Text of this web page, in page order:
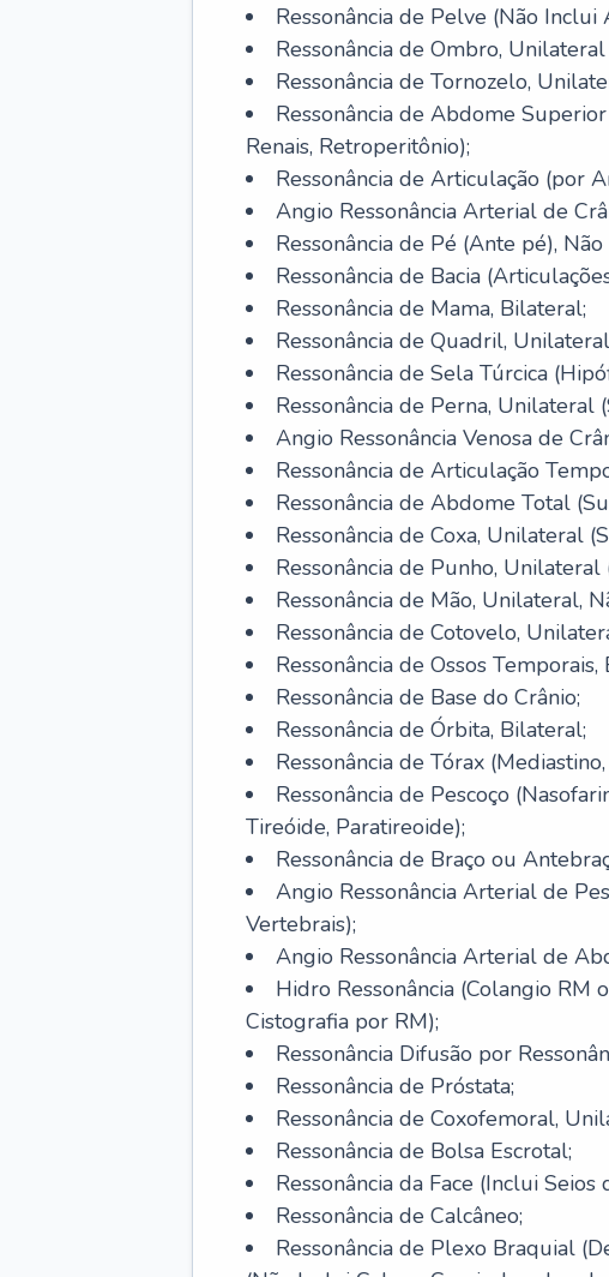
Ressonância de Pelve (Não
Ressonância de Ombro,
Ressonância de Tornozelo,
Ressonância de Abdome
Renais, Retroperitônio);
Ressonância de Articulação (por
Angio Ressonância Arterial de
Ressonância de Pé (Ante pé),
Ressonância de Bacia
Ressonância de Mama, Bilateral;
Ressonância de Quadril,
Ressonância de Sela Túrcica
Ressonância de Perna,
Angio Ressonância Venosa de
Ressonância de Articulação
Ressonância de Abdome Total
Ressonância de Coxa, Unilateral
Ressonância de Punho, Unilateral
Ressonância de Mão, Unilateral,
Ressonância de Cotovelo,
Ressonância de Ossos
Ressonância de Base do Crânio;
Ressonância de Órbita, Bilateral;
Ressonância de Tórax
Ressonância de Pescoço
Tireóide, Paratireoide);
Ressonância de Braço ou
Angio Ressonância Arterial de
Vertebrais);
Angio Ressonância Arterial de
Hidro Ressonância (Colangio
Cistografia por RM);
Ressonância Difusão por
Ressonância de Próstata;
Ressonância de Coxofemoral,
Ressonância de Bolsa Escrotal;
Ressonância da Face (Inclui Seios
Ressonância de Calcâneo;
Ressonância de Plexo Braquial